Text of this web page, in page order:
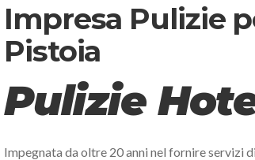
Impresa Pulizie
Pistoia
Pulizie
Impegnata da oltre 20 anni nel fornire servizi